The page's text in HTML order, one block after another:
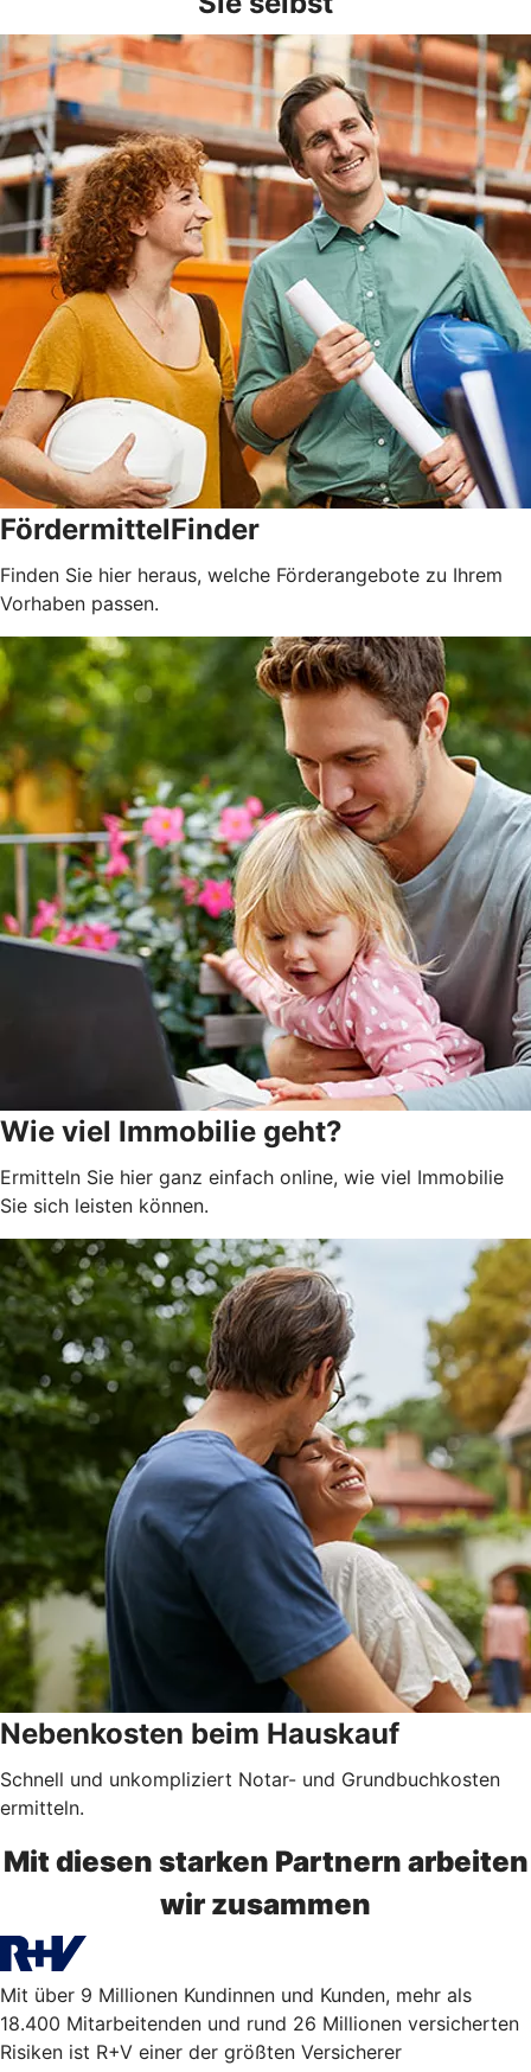
FördermittelFinder
Finden Sie hier heraus, welche Förderangebote zu Ihrem
Vorhaben passen.
Wie viel Immobilie geht?
Ermitteln Sie hier ganz einfach online, wie viel Immobilie
Sie sich leisten können.
Nebenkosten beim Hauskauf
Schnell und unkompliziert Notar- und Grundbuchkosten
ermitteln.
Mit diesen starken Partnern arbeiten
wir zusammen
Mit über 9 Millionen Kundinnen und Kunden, mehr als
18.400 Mitarbeitenden und rund 26 Millionen versicherten
Risiken ist R+V einer der größten Versicherer